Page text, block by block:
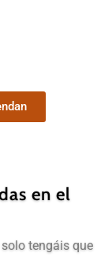
en el
tengáis que